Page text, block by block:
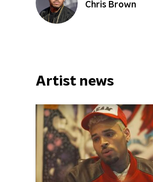
Chris Brown
Artist news